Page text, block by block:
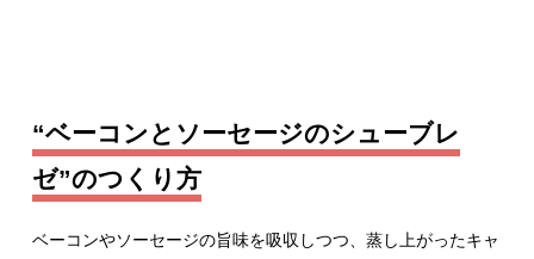
“ベーコンとソーセージのシューブレ
ゼ”のつくり方
ベーコンやソーセージの旨味を吸収しつつ、蒸し上がったキャ